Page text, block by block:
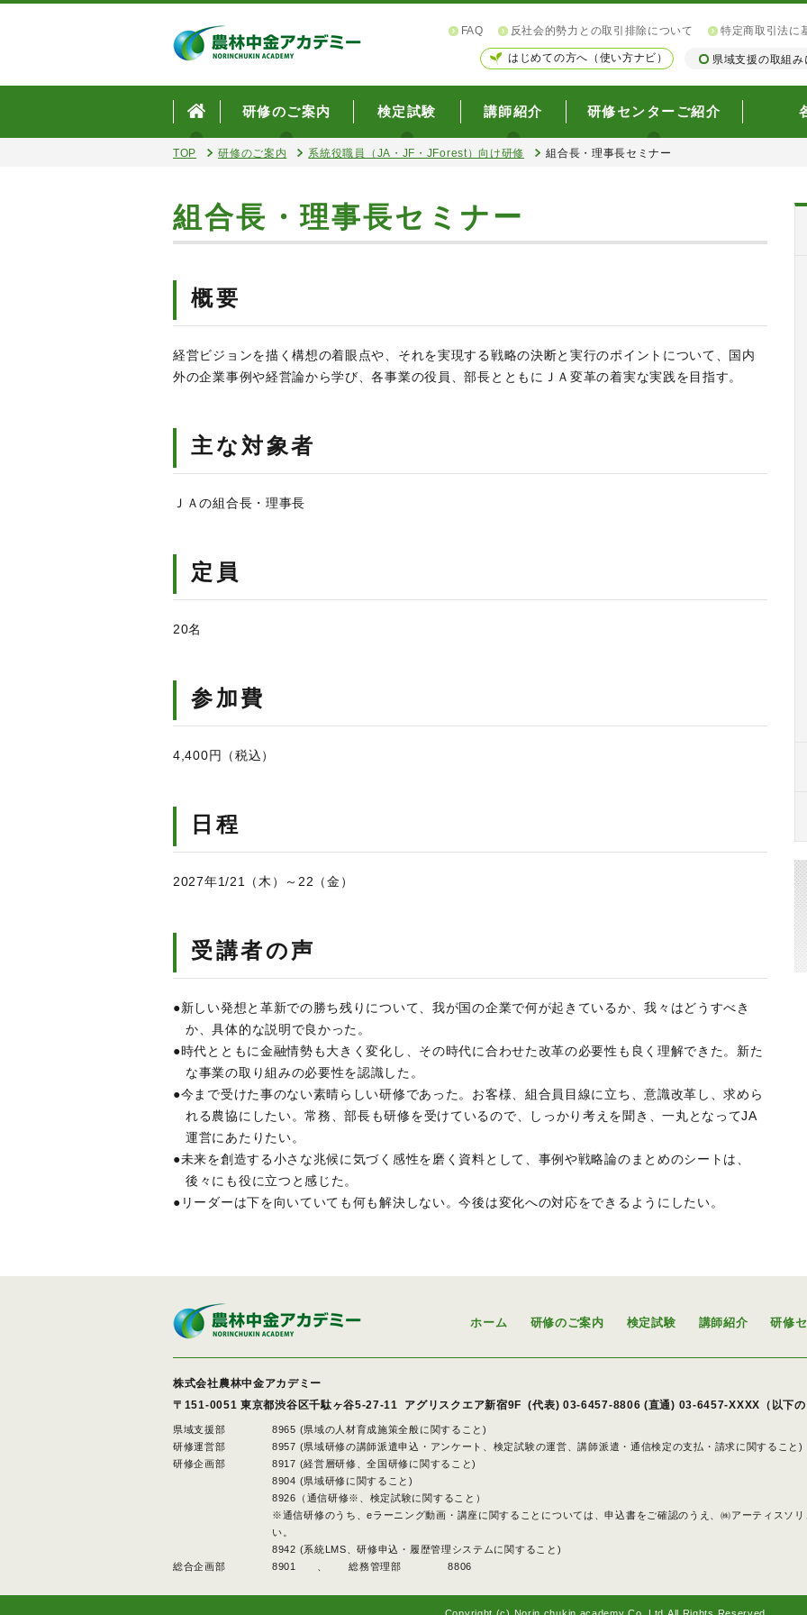
FAQ 反社会的勢力との取引排除について 特定商取引法に
はじめての方へ（使い方ナビ） 県域支援の取組み
研修のご案内 検定試験 講師紹介 研修センターご紹介
TOP 研修のご案内 系統役職員（JA・JF・JForest）向け研修 組合長・理事長セミナー
組合長・理事長セミナー
概要
経営ビジョンを描く構想の着眼点や、それを実現する戦略の決断と実行のポイントについて、国内
外の企業事例や経営論から学び、各事業の役員、部長とともにＪＡ変革の着実な実践を目指す。
主な対象者
ＪＡの組合長・理事長
定員
20名
参加費
4,400円（税込）
日程
2027年1/21（木）～22（金）
受講者の声
●新しい発想と革新での勝ち残りについて、我が国の企業で何が起きているか、我々はどうすべき
か、具体的な説明で良かった。
●時代とともに金融情勢も大きく変化し、その時代に合わせた改革の必要性も良く理解できた。新た
な事業の取り組みの必要性を認識した。
●今まで受けた事のない素晴らしい研修であった。お客様、組合員目線に立ち、意識改革し、求めら
れる農協にしたい。常務、部長も研修を受けているので、しっかり考えを聞き、一丸となってJA
運営にあたりたい。
●未来を創造する小さな兆候に気づく感性を磨く資料として、事例や戦略論のまとめのシートは、
後々にも役に立つと感じた。
●リーダーは下を向いていても何も解決しない。今後は変化への対応をできるようにしたい。
ホーム 研修のご案内 検定試験 講師紹介 研修
株式会社農林中金アカデミー
〒151-0051 東京都渋谷区千駄ヶ谷5-27-11 アグリスクエア新宿9F (代表) 03-6457-8806 (直通) 03-6457-XXXX（以下
県域支援部
8965 (県域の人材育成施策全般に関すること)
研修運営部
8957 (県域研修の講師派遣申込・アンケート、検定試験の運営、講師派遣・通信検定の支払・請求に関すること)
研修企画部
8917 (経営層研修、全国研修に関すること)
8904 (県域研修に関すること)
8926（通信研修※、検定試験に関すること）
※通信研修のうち、eラーニング動画・講座に関することについては、申込書をご確認のうえ、㈱アーティスソ
い。
8942 (系統LMS、研修申込・履歴管理システムに関すること)
総合企画部
8901 、総務管理部 8806